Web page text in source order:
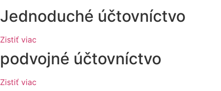
Jednoduché účtovníctvo
Zistiť viac
podvojné účtovníctvo
Zistiť viac